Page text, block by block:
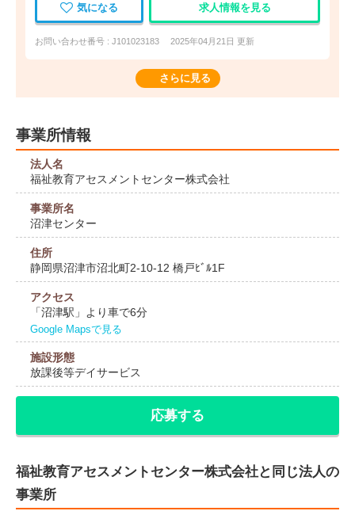
気になる 求人情報を見る
お問い合わせ番号 : J101023183 2025年04月21日 更新
さらに見る
事業所情報
法人名
福祉教育アセスメントセンター株式会社
事業所名
沼津センター
住所
静岡県沼津市沼北町2-10-12 橋戸ﾋﾞﾙ1F
アクセス
「沼津駅」より車で6分
Google Mapsで見る
施設形態
放課後等デイサービス
応募する
福祉教育アセスメントセンター株式会社と同じ法人の
事業所